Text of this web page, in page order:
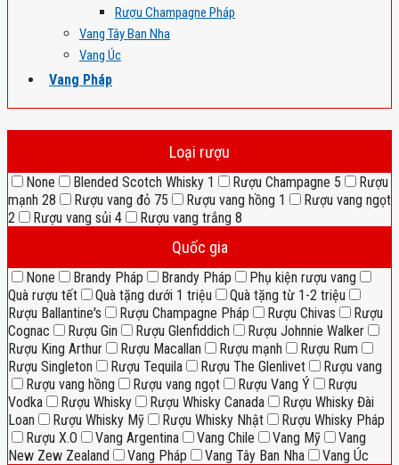
Rượu Champagne Pháp
Vang Tây Ban Nha
Vang Úc
Vang Pháp
Loại rượu
None Blended Scotch Whisky 1 Rượu Champagne 5
Rượu
mạnh 28 Rượu vang đỏ 75 Rượu vang hồng 1
Rượu vang ngọt
2
Rượu vang sủi 4 Rượu vang trắng 8
Quốc gia
None Brandy Pháp Brandy Pháp
Phụ kiện rượu vang
Quà rượu tết
Quà tặng dưới 1 triệu
Quà tặng từ 1-2 triệu
Rượu Ballantine's
Rượu Champagne Pháp Rượu Chivas
Rượu
Cognac
Rượu Gin Rượu Glenfiddich
Rượu Johnnie Walker
Rượu King Arthur
Rượu Macallan Rượu mạnh
Rượu Rum
Rượu Singleton
Rượu Tequila Rượu The Glenlivet
Rượu vang
Rượu vang hồng
Rượu vang ngọt Rượu Vang Ý
Rượu
Vodka
Rượu Whisky Rượu Whisky Canada
Rượu Whisky Đài
Loan
Rượu Whisky Mỹ Rượu Whisky Nhật
Rượu Whisky Pháp
Rượu X.O
Vang Argentina Vang Chile Vang Mỹ
Vang
New Zew Zealand
Vang Pháp Vang Tây Ban Nha Vang Úc